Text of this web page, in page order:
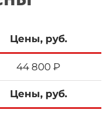
Цены, руб.
44 800 ₽
Цены, руб.